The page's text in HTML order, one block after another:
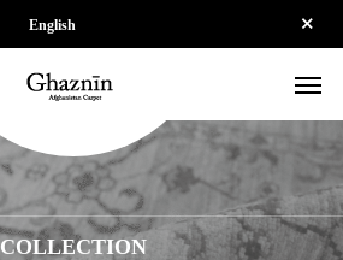
English
COLLECTION